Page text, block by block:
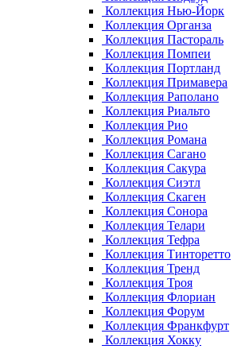
Коллекция Нью-Йорк
Коллекция Органза
Коллекция Пастораль
Коллекция Помпеи
Коллекция Портланд
Коллекция Примавера
Коллекция Раполано
Коллекция Риальто
Коллекция Рио
Коллекция Романа
Коллекция Сагано
Коллекция Сакура
Коллекция Сиэтл
Коллекция Скаген
Коллекция Сонора
Коллекция Телари
Коллекция Тефра
Коллекция Тинторетто
Коллекция Тренд
Коллекция Троя
Коллекция Флориан
Коллекция Форум
Коллекция Франкфурт
Коллекция Хокку